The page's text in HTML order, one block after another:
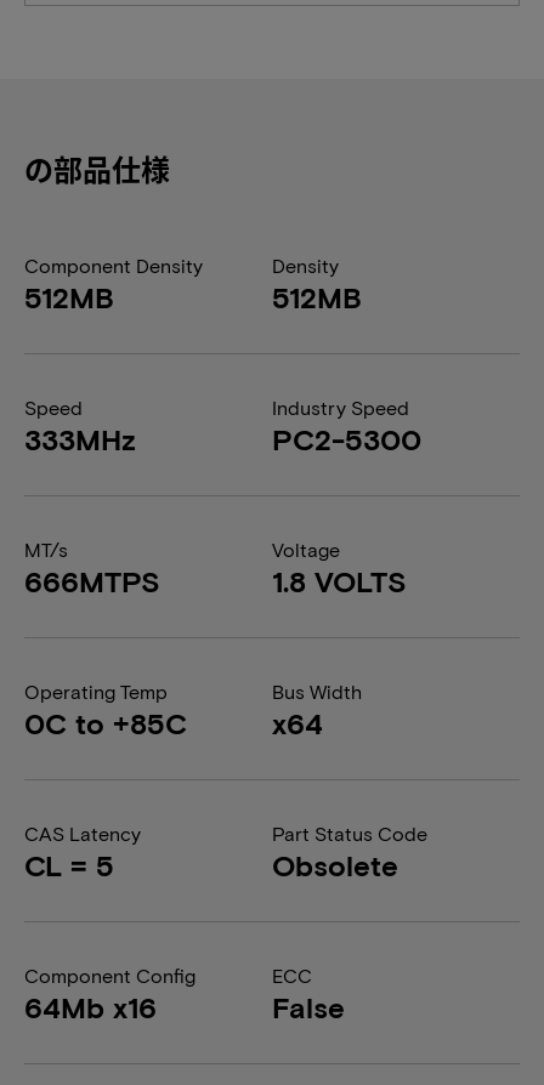
の部品仕様
Component Density
512MB
Density
512MB
Speed
333MHz
Industry Speed
PC2-5300
MT/s
666MTPS
Voltage
1.8 VOLTS
Operating Temp
0C to +85C
Bus Width
x64
CAS Latency
CL = 5
Part Status Code
Obsolete
Component Config
64Mb x16
ECC
False